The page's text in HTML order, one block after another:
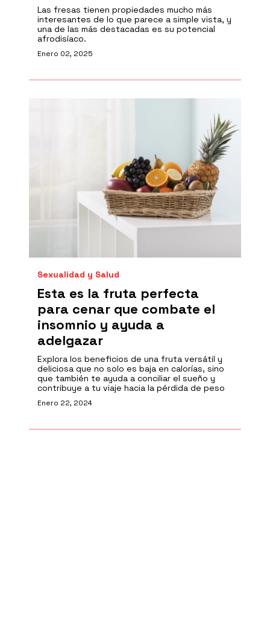
Las fresas tienen propiedades mucho más
interesantes de lo que parece a simple vista, y
una de las más destacadas es su potencial
afrodisíaco.
Enero 02, 2025
Sexualidad y Salud
Esta es la fruta perfecta
para cenar que combate el
insomnio y ayuda a
adelgazar
Explora los beneficios de una fruta versátil y
deliciosa que no solo es baja en calorías, sino
que también te ayuda a conciliar el sueño y
contribuye a tu viaje hacia la pérdida de peso
Enero 22, 2024